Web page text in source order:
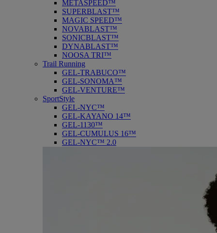
METASPEED™
SUPERBLAST™
MAGIC SPEED™
NOVABLAST™
SONICBLAST™
DYNABLAST™
NOOSA TRI™
Trail Running
GEL-TRABUCO™
GEL-SONOMA™
GEL-VENTURE™
SportStyle
GEL-NYC™
GEL-KAYANO 14™
GEL-1130™
GEL-CUMULUS 16™
GEL-NYC™ 2.0